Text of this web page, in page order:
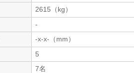
2615（kg）
-
-x-x-（mm）
5
7名